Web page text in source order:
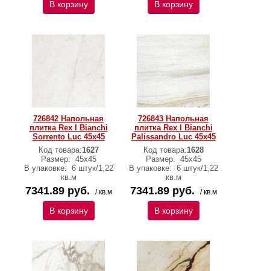
В корзину В корзину
726842 Напольная
плитка Rex I Bianchi
Sorrento Luc 45x45
Код товара:1627
Размер: 45х45
В упаковке: 6 штук/1,22
кв.м
7341.89 руб. / кв.м
В корзину
726843 Напольная
плитка Rex I Bianchi
Palissandro Luc 45x45
Код товара:1628
Размер: 45х45
В упаковке: 6 штук/1,22
кв.м
7341.89 руб. / кв.м
В корзину